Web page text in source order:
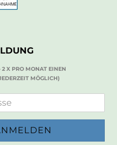
X PRO MONAT EINEN
MÖGLICH)